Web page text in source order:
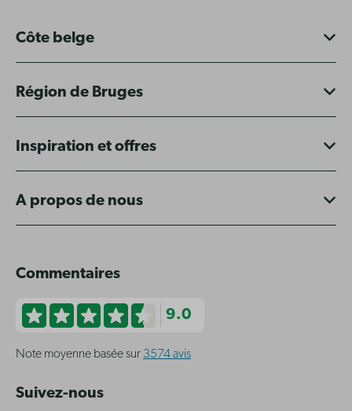
Côte belge
Région de Bruges
Inspiration et offres
A propos de nous
Commentaires
9.0
Note moyenne basée sur 3574 avis
Suivez-nous